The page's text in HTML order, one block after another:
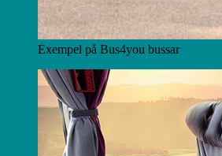
Exempel på Bus4you bussar